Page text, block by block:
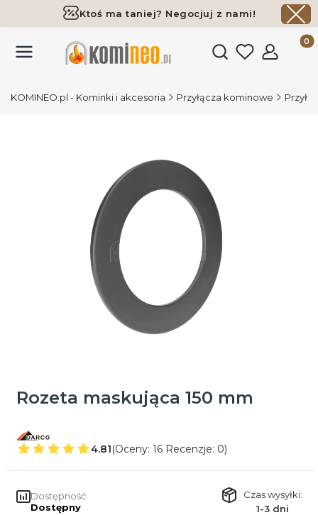
Ktoś ma taniej? Negocjuj z nami!
Darmowa dostawa już od 700 zł
Otwórz
KOMINEO.pl - Kominki i akcesoria Przyłącza kominowe
Rozeta maskująca 150 mm
4.81(Oceny: 16 Recenzje: 0)
Dostępność:
Dostępny
Czas wysyłki:
1-3 dni